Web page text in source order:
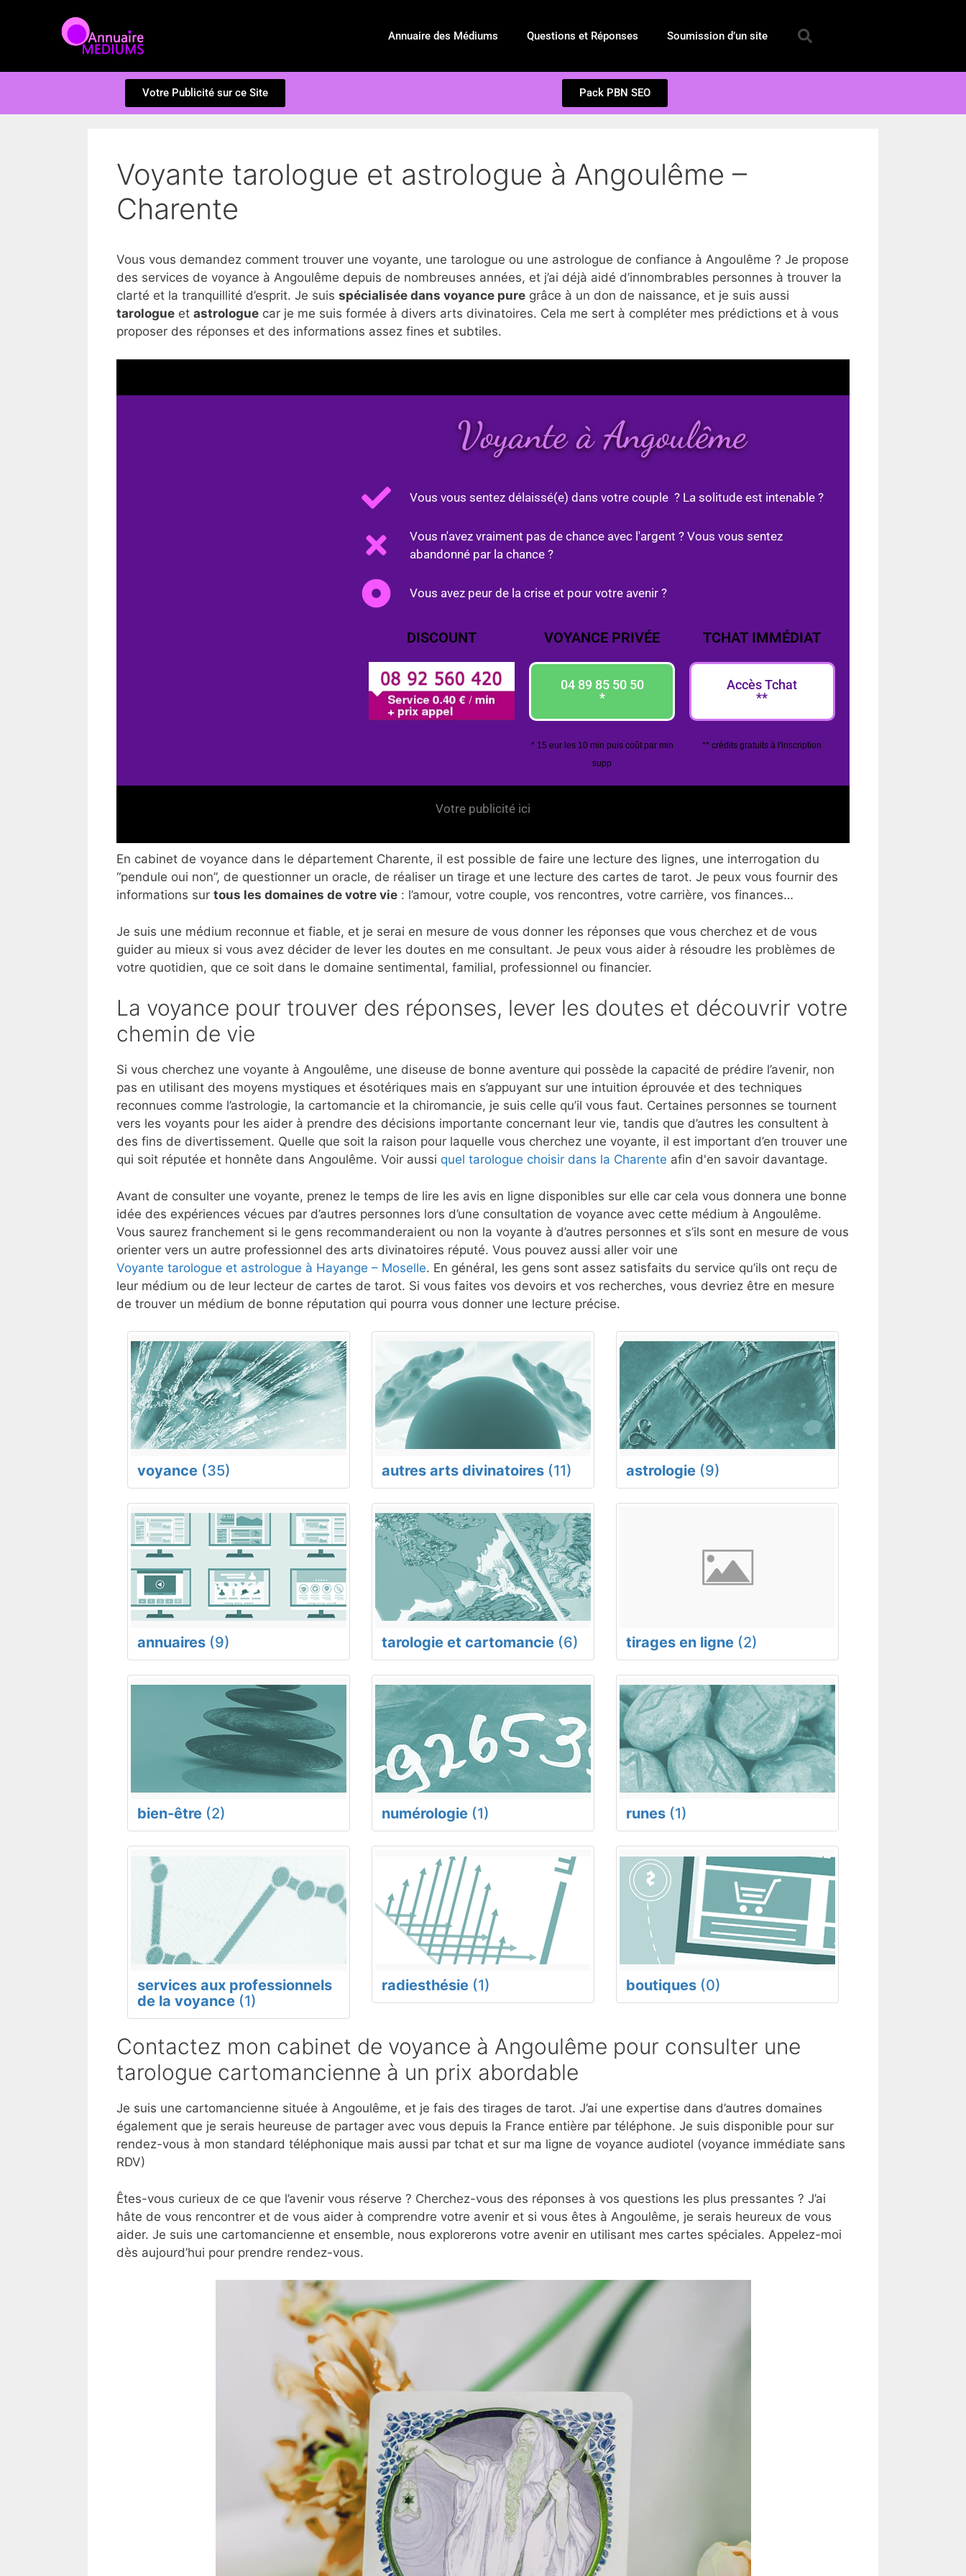
Annuaire des Médiums Questions et Réponses Soumission d’un site
Votre Publicité sur ce Site Pack PBN SEO
Voyante tarologue et astrologue à Angoulême –
Charente
Vous vous demandez comment trouver une voyante, une tarologue ou une astrologue de confiance à Angoulême ? Je propose
des services de voyance à Angoulême depuis de nombreuses années, et j’ai déjà aidé d’innombrables personnes à trouver la
clarté et la tranquillité d’esprit. Je suis spécialisée dans voyance pure grâce à un don de naissance, et je suis aussi
tarologue et astrologue car je me suis formée à divers arts divinatoires. Cela me sert à compléter mes prédictions et à vous
proposer des réponses et des informations assez fines et subtiles.
Voyante à Angoulême
Vous vous sentez délaissé(e) dans votre couple ? La solitude est intenable ?
Vous n'avez vraiment pas de chance avec l'argent ? Vous vous sentez
abandonné par la chance ?
Vous avez peur de la crise et pour votre avenir ?
DISCOUNT VOYANCE PRIVÉE
04 89 85 50 50
*
* 15 eur les 10 min puis coût par min
supp
TCHAT IMMÉDIAT
Accès Tchat
**
** crédits gratuits à l'inscription
Votre publicité ici
En cabinet de voyance dans le département Charente, il est possible de faire une lecture des lignes, une interrogation du
“pendule oui non”, de questionner un oracle, de réaliser un tirage et une lecture des cartes de tarot. Je peux vous fournir des
informations sur tous les domaines de votre vie : l’amour, votre couple, vos rencontres, votre carrière, vos finances…
Je suis une médium reconnue et fiable, et je serai en mesure de vous donner les réponses que vous cherchez et de vous
guider au mieux si vous avez décider de lever les doutes en me consultant. Je peux vous aider à résoudre les problèmes de
votre quotidien, que ce soit dans le domaine sentimental, familial, professionnel ou financier.
La voyance pour trouver des réponses, lever les doutes et découvrir votre
chemin de vie
Si vous cherchez une voyante à Angoulême, une diseuse de bonne aventure qui possède la capacité de prédire l’avenir, non
pas en utilisant des moyens mystiques et ésotériques mais en s’appuyant sur une intuition éprouvée et des techniques
reconnues comme l’astrologie, la cartomancie et la chiromancie, je suis celle qu’il vous faut. Certaines personnes se tournent
vers les voyants pour les aider à prendre des décisions importante concernant leur vie, tandis que d’autres les consultent à
des fins de divertissement. Quelle que soit la raison pour laquelle vous cherchez une voyante, il est important d’en trouver une
qui soit réputée et honnête dans Angoulême. Voir aussi quel tarologue choisir dans la Charente afin d'en savoir davantage.
Avant de consulter une voyante, prenez le temps de lire les avis en ligne disponibles sur elle car cela vous donnera une bonne
idée des expériences vécues par d’autres personnes lors d’une consultation de voyance avec cette médium à Angoulême.
Vous saurez franchement si le gens recommanderaient ou non la voyante à d’autres personnes et s’ils sont en mesure de vous
orienter vers un autre professionnel des arts divinatoires réputé. Vous pouvez aussi aller voir une
Voyante tarologue et astrologue à Hayange – Moselle. En général, les gens sont assez satisfaits du service qu’ils ont reçu de
leur médium ou de leur lecteur de cartes de tarot. Si vous faites vos devoirs et vos recherches, vous devriez être en mesure
de trouver un médium de bonne réputation qui pourra vous donner une lecture précise.
voyance (35) autres arts divinatoires (11) astrologie (9)
annuaires (9) tarologie et cartomancie (6) tirages en ligne (2)
bien-être (2) numérologie (1) runes (1)
services aux professionnels
de la voyance (1)
radiesthésie (1) boutiques (0)
Contactez mon cabinet de voyance à Angoulême pour consulter une
tarologue cartomancienne à un prix abordable
Je suis une cartomancienne située à Angoulême, et je fais des tirages de tarot. J’ai une expertise dans d’autres domaines
également que je serais heureuse de partager avec vous depuis la France entière par téléphone. Je suis disponible pour sur
rendez-vous à mon standard téléphonique mais aussi par tchat et sur ma ligne de voyance audiotel (voyance immédiate sans
RDV)
Êtes-vous curieux de ce que l’avenir vous réserve ? Cherchez-vous des réponses à vos questions les plus pressantes ? J’ai
hâte de vous rencontrer et de vous aider à comprendre votre avenir et si vous êtes à Angoulême, je serais heureux de vous
aider. Je suis une cartomancienne et ensemble, nous explorerons votre avenir en utilisant mes cartes spéciales. Appelez-moi
dès aujourd’hui pour prendre rendez-vous.